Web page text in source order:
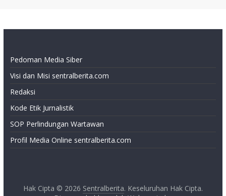
Pedoman Media Siber
Visi dan Misi sentralberita.com
Redaksi
Kode Etik Jurnalistik
SOP Perlindungan Wartawan
Profil Media Online sentralberita.com
Hak Cipta © 2026 Sentralberita. Keseluruhan Hak Cipta.